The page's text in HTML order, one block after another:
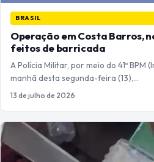
BRASIL
Operação em Costa Barros,
feitos de barricada
A Polícia Militar, por meio do 41º BPM
manhã desta segunda-feira (13),…
13 de julho de 2026